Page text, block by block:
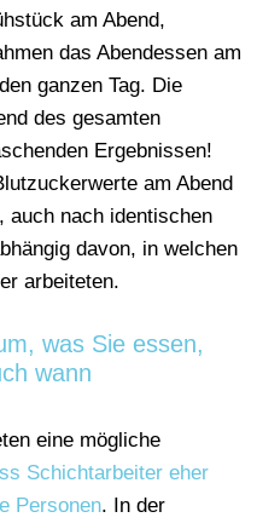
am Abend,
das Abendessen am
ganzen Tag. Die
des gesamten
Ergebnissen!
am Abend
auch nach identischen
davon, in welchen
arbeiteten.
was Sie essen,
wann
eine mögliche
Schichtarbeiter eher
Personen. In der